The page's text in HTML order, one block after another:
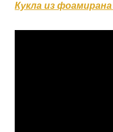
Кукла из